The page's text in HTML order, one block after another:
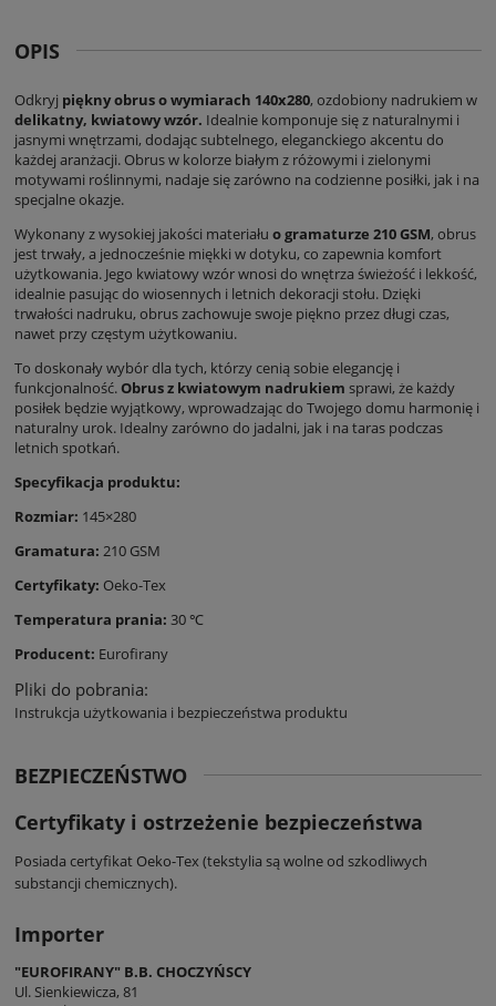
OPIS
Odkryj piękny obrus o wymiarach 140x280, ozdobiony nadrukiem w
delikatny, kwiatowy wzór. Idealnie komponuje się z naturalnymi i
jasnymi wnętrzami, dodając subtelnego, eleganckiego akcentu do
każdej aranżacji. Obrus w kolorze białym z różowymi i zielonymi
motywami roślinnymi, nadaje się zarówno na codzienne posiłki, jak i na
specjalne okazje.
Wykonany z wysokiej jakości materiału o gramaturze 210 GSM, obrus
jest trwały, a jednocześnie miękki w dotyku, co zapewnia komfort
użytkowania. Jego kwiatowy wzór wnosi do wnętrza świeżość i lekkość,
idealnie pasując do wiosennych i letnich dekoracji stołu. Dzięki
trwałości nadruku, obrus zachowuje swoje piękno przez długi czas,
nawet przy częstym użytkowaniu.
To doskonały wybór dla tych, którzy cenią sobie elegancję i
funkcjonalność. Obrus z kwiatowym nadrukiem sprawi, że każdy
posiłek będzie wyjątkowy, wprowadzając do Twojego domu harmonię i
naturalny urok. Idealny zarówno do jadalni, jak i na taras podczas
letnich spotkań.
Specyfikacja produktu:
Rozmiar: 145×280
Gramatura: 210 GSM
Certyfikaty: Oeko-Tex
Temperatura prania: 30 ℃
Producent: Eurofirany
Pliki do pobrania:
Instrukcja użytkowania i bezpieczeństwa produktu
BEZPIECZEŃSTWO
Certyfikaty i ostrzeżenie bezpieczeństwa
Posiada certyfikat Oeko-Tex (tekstylia są wolne od szkodliwych
substancji chemicznych).
Importer
"EUROFIRANY" B.B. CHOCZYŃSCY
Ul. Sienkiewicza, 81